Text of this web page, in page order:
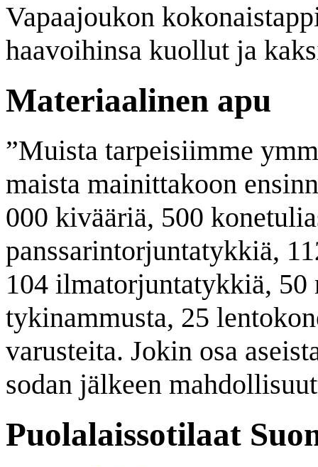
Vapaajoukon
haavoihinsa kuollut ja
Materiaalinen apu
”Muista tarpeisiimme
maista mainittakoon
000 kivääriä, 500
panssarintorjuntatykkiä,
104 ilmatorjuntatykkiä, 50
tykinammusta, 25
varusteita. Jokin osa
sodan jälkeen
Puolalaissotilaat